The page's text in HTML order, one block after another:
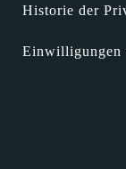
Historie der
Einwilligungen